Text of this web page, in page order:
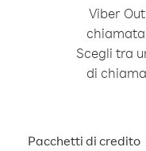
Viber
Scegli tra
di
Pacchetti di credito